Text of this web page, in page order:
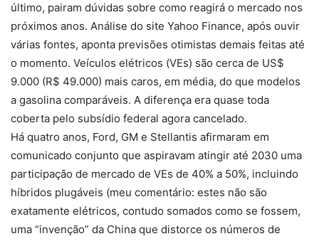
último, pairam dúvidas sobre como reagirá o mercado nos
próximos anos. Análise do site Yahoo Finance, após ouvir
várias fontes, aponta previsões otimistas demais feitas até
o momento. Veículos elétricos (VEs) são cerca de US$
9.000 (R$ 49.000) mais caros, em média, do que modelos
a gasolina comparáveis. A diferença era quase toda
coberta pelo subsídio federal agora cancelado.
Há quatro anos, Ford, GM e Stellantis afirmaram em
comunicado conjunto que aspiravam atingir até 2030 uma
participação de mercado de VEs de 40% a 50%, incluindo
híbridos plugáveis (meu comentário: estes não são
exatamente elétricos, contudo somados como se fossem,
uma “invenção” da China que distorce os números de